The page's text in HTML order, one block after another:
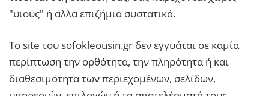
"υιούς" ή άλλα επιζήμια συστατικά.
Το site του sofokleousin.gr δεν εγγυάται σε καμία
περίπτωση την ορθότητα, την πληρότητα ή και
διαθεσιμότητα των περιεχομένων, σελίδων,